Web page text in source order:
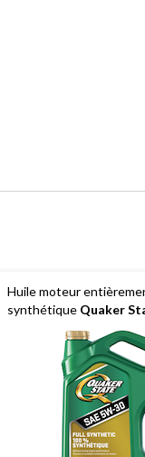
Huile moteur
synthétique Quaker